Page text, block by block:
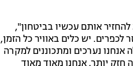
אותם עכשיו בביטחון",
יש כלים באוויר כל הזמן,
נערכים ומתכוננים למקרה